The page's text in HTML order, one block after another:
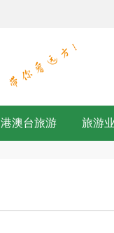
港澳台旅游 旅游